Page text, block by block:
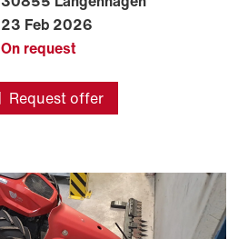
23 Feb 2026
On request
Request offer